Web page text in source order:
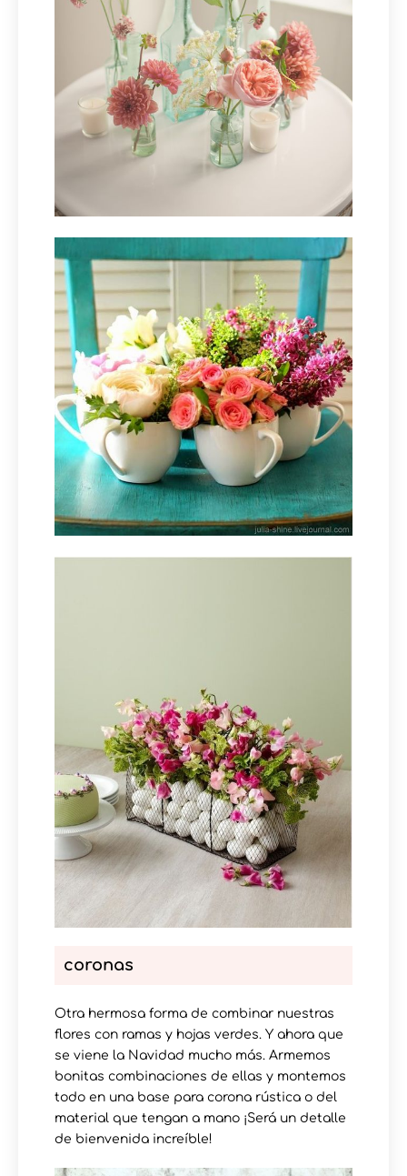
coronas
Otra hermosa forma de combinar nuestras
flores con ramas y hojas verdes. Y ahora que
se viene la Navidad mucho más. Armemos
bonitas combinaciones de ellas y montemos
todo en una base para corona rústica o del
material que tengan a mano ¡Será un detalle
de bienvenida increíble!